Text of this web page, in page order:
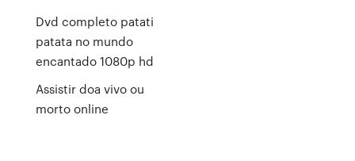
Dvd completo patati
patata no mundo
encantado 1080p hd
Assistir doa vivo ou
morto online